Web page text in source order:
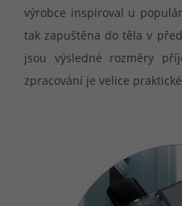
výrobce inspiroval u
tak zapuštěna do těla v
jsou výsledné rozměry
zpracování je velice